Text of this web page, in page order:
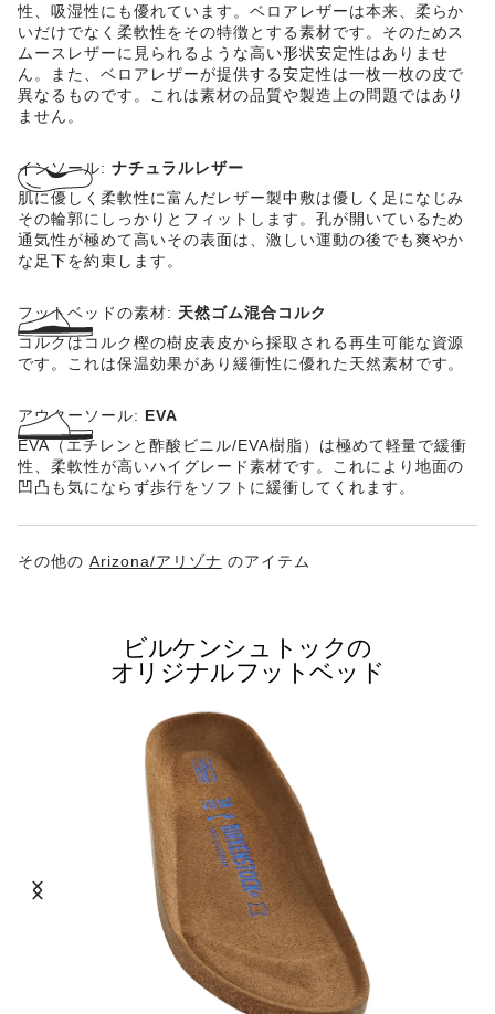
性、吸湿性にも優れています。ベロアレザーは本来、柔らか
いだけでなく柔軟性をその特徴とする素材です。そのためス
ムースレザーに見られるような高い形状安定性はありませ
ん。また、ベロアレザーが提供する安定性は一枚一枚の皮で
異なるものです。これは素材の品質や製造上の問題ではあり
ません。
インソール: ナチュラルレザー
肌に優しく柔軟性に富んだレザー製中敷は優しく足になじみ
その輪郭にしっかりとフィットします。孔が開いているため
通気性が極めて高いその表面は、激しい運動の後でも爽やか
な足下を約束します。
フットベッドの素材: 天然ゴム混合コルク
コルクはコルク樫の樹皮表皮から採取される再生可能な資源
です。これは保温効果があり緩衝性に優れた天然素材です。
アウターソール: EVA
EVA（エチレンと酢酸ビニル/EVA樹脂）は極めて軽量で緩衝
性、柔軟性が高いハイグレード素材です。これにより地面の
凹凸も気にならず歩行をソフトに緩衝してくれます。
その他の Arizona/アリゾナ のアイテム
ビルケンシュトックの
オリジナルフットベッド